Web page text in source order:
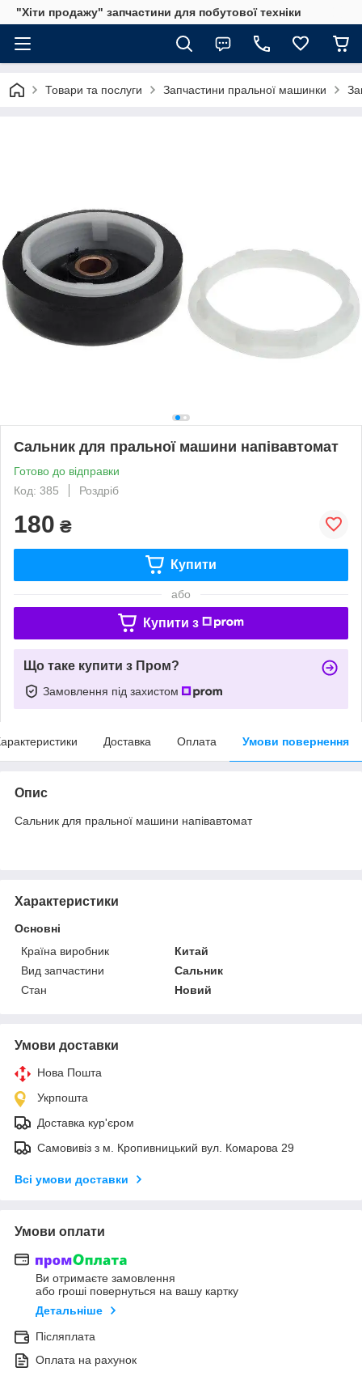
"Хіти продажу" запчастини для побутової техніки
Товари та послуги Запчастини пральної машинки
Сальник для пральної машини напівавтомат
Готово до відправки
Код: 385
Роздріб
180 ₴
Купити
або
Купити з
Що таке купити з Пром?
Замовлення під захистом
Доставка Оплата Умови повернення
Опис
Сальник для пральної машини напівавтомат
Характеристики
Основні
Країна виробник
Китай
Вид запчастини
Сальник
Стан
Новий
Умови доставки
Нова Пошта
Укрпошта
Доставка кур'єром
Самовивіз з м. Кропивницький вул. Комарова 29
Всі умови доставки
Умови оплати
Ви отримаєте замовлення
або гроші повернуться на вашу картку
Детальніше
Післяплата
Оплата на рахунок